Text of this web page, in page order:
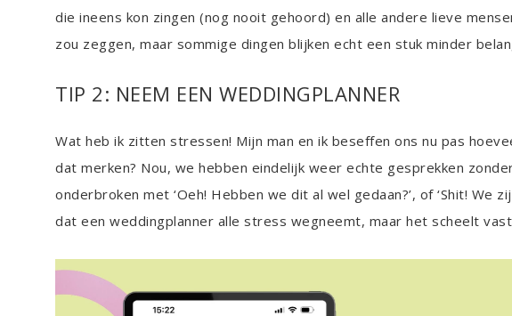
die ineens kon zingen (nog nooit gehoord) en alle andere lieve
zou zeggen, maar sommige dingen blijken echt een stuk minder
TIP 2: NEEM EEN WEDDINGPLANNER
Wat heb ik zitten stressen! Mijn man en ik beseffen ons nu pas
dat merken? Nou, we hebben eindelijk weer echte gesprekken
onderbroken met ‘Oeh! Hebben we dit al wel gedaan?’, of ‘Shit! We
dat een weddingplanner alle stress wegneemt, maar het scheelt